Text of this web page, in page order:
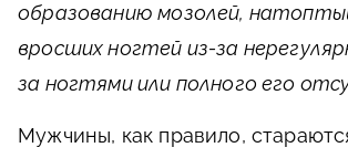
образованию мозолей,
вросших ногтей из-за
за ногтями или полного его
Мужчины, как правило,